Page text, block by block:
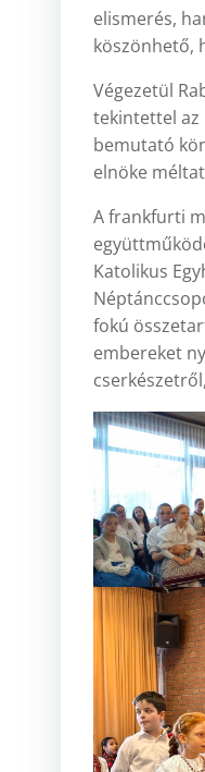
elismerés,
köszönhető,
Végezetül
tekintettel az
bemutató
elnöke
A frankfurti
Katolikus
fokú
embereket